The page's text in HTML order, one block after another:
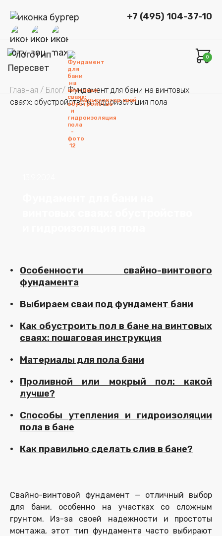
Калькулятор свай
+7 (495) 104-37-10
0
Главная / Блог/ Фундамент для бани на винтовых
сваях: обустройство и гидроизоляция пола
Особенности свайно-винтового
фундамента
Выбираем сваи под фундамент бани
Как обустроить пол в бане на винтовых
сваях: пошаговая инструкция
Материалы для пола бани
Проливной или мокрый пол: какой
лучше?
Способы утепления и гидроизоляции
пола в бане
Как правильно сделать слив в бане?
Свайно-винтовой фундамент — отличный выбор
для бани, особенно на участках со сложным
грунтом. Из-за своей надежности и простоты
монтажа, этот тип фундамента часто выбирают